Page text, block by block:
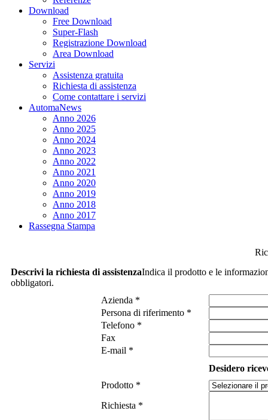
Download
Free Download
Super-Flash
Registrazione Download
Area Download
Servizi
Assistenza gratuita
Richiesta di assistenza
Come contattare i servizi
AutomaNews
Anno 2026
Anno 2025
Anno 2024
Anno 2023
Anno 2022
Anno 2021
Anno 2020
Anno 2019
Anno 2018
Anno 2017
Rassegna Stampa
Descrivi la richiesta di assistenzaIndica il prodotto e le
obbligatori.
Azienda *
Persona di riferimento *
Telefono *
Fax
E-mail *
Desidero
Prodotto *
Richiesta *